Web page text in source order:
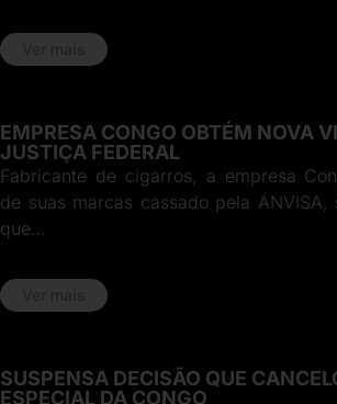
EMPRESA CONGO OBTÉM NOVA
JUSTIÇA FEDERAL
Fabricante de cigarros, a empresa
de suas marcas cassado pela
que…
SUSPENSA DECISÃO QUE
ESPECIAL DA CONGO